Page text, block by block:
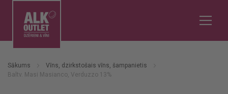
Sākums
Vīns, dzirkstošais vīns, šampanietis
Baltv. Masi Masianco, Verduzzo 13%